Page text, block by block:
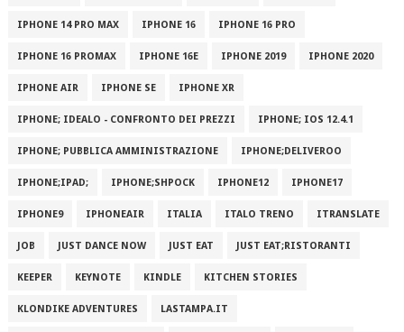
IPHONE 14 PRO MAX IPHONE 16 IPHONE 16 PRO
IPHONE 16 PROMAX IPHONE 16E IPHONE 2019 IPHONE 2020
IPHONE AIR IPHONE SE IPHONE XR
IPHONE; IDEALO - CONFRONTO DEI PREZZI IPHONE; IOS 12.4.1
IPHONE; PUBBLICA AMMINISTRAZIONE IPHONE;DELIVEROO
IPHONE;IPAD; IPHONE;SHPOCK IPHONE12 IPHONE17
IPHONE9 IPHONEAIR ITALIA ITALO TRENO ITRANSLATE
JOB JUST DANCE NOW JUST EAT JUST EAT;RISTORANTI
KEEPER KEYNOTE KINDLE KITCHEN STORIES
KLONDIKE ADVENTURES LASTAMPA.IT